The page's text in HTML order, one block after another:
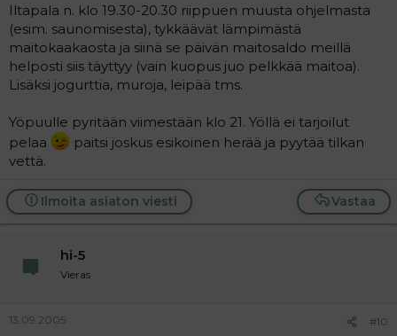
Iltapala n. klo 19.30-20.30 riippuen muusta ohjelmasta
(esim. saunomisesta), tykkäävät lämpimästä
maitokaakaosta ja siinä se päivän maitosaldo meillä
helposti siis täyttyy (vain kuopus juo pelkkää maitoa).
Lisäksi jogurttia, muroja, leipää tms.
Yöpuulle pyritään viimestään klo 21. Yöllä ei tarjoilut
pelaa
paitsi joskus esikoinen herää ja pyytää tilkan
vettä.
Vastaa
Ilmoita asiaton viesti
hi-5
Vieras
13.09.2005 #10